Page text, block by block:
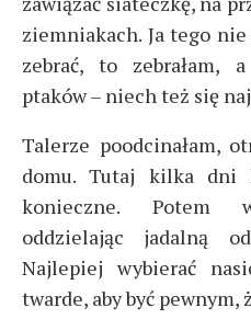
ziemniakach. Ja tego
zebrać, to zebrałam,
ptaków – niech też się
Talerze poodcinałam,
domu. Tutaj kilka dni
konieczne. Potem
oddzielając jadalną
Najlepiej wybierać
twarde, aby być pewnym,